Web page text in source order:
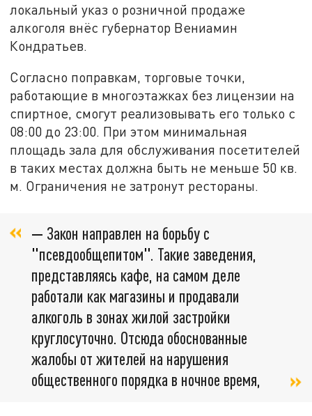
локальный указ о розничной продаже
алкоголя внёс губернатор Вениамин
Кондратьев.
Согласно поправкам, торговые точки,
работающие в многоэтажках без лицензии на
спиртное, смогут реализовывать его только с
08:00 до 23:00. При этом минимальная
площадь зала для обслуживания посетителей
в таких местах должна быть не меньше 50 кв.
м. Ограничения не затронут рестораны.
— Закон направлен на борьбу с
"псевдообщепитом". Такие заведения,
представляясь кафе, на самом деле
работали как магазины и продавали
алкоголь в зонах жилой застройки
круглосуточно. Отсюда обоснованные
жалобы от жителей на нарушения
общественного порядка в ночное время,